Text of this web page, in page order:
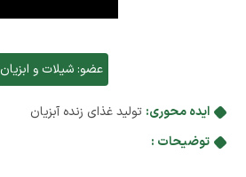
عضو: شیلات و ابزیان
ایده محوری: تولید غذای زنده آبزیان
توضیحات :